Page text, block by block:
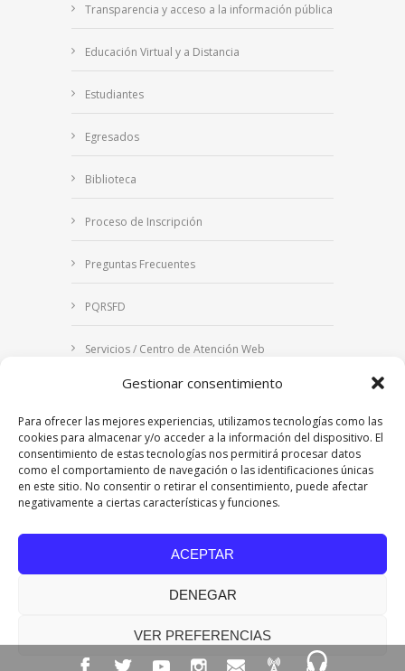
Gestionar consentimiento
Para ofrecer las mejores experiencias, utilizamos tecnologías como las
cookies para almacenar y/o acceder a la información del dispositivo. El
consentimiento de estas tecnologías nos permitirá procesar datos
como el comportamiento de navegación o las identificaciones únicas
en este sitio. No consentir o retirar el consentimiento, puede afectar
negativamente a ciertas características y funciones.
ACEPTAR
DENEGAR
VER PREFERENCIAS
Transparencia y acceso a la información pública
Educación Virtual y a Distancia
Estudiantes
Egresados
Biblioteca
Proceso de Inscripción
Preguntas Frecuentes
PQRSFD
Servicios / Centro de Atención Web
Correo Institucional
Notificaciones judiciales
| Personería Jurídica Resolución
7542 de mayo de 1982
Acreditación Institucional en Alta Calidad
Ministerio de Educación Nacional.